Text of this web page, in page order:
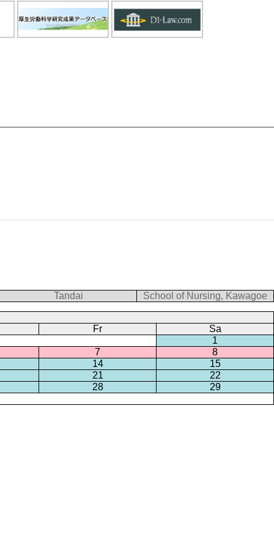
Tandai School of Nursing, Kawagoe
Fr
Sa
1
7
8
14
15
21
22
28
29